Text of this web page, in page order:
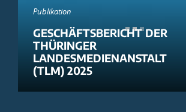
Publikation
GESCHÄFTSBERICHT DER
THÜRINGER
LANDESMEDIENANSTALT
(TLM) 2025